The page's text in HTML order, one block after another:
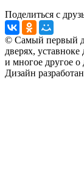
Поделиться с
© Самый первый
дверях,
и многое другое о
Дизайн